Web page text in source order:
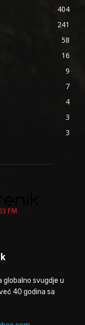
404
241
58
16
9
7
4
3
3
globalno svugdje u
40 godina sa